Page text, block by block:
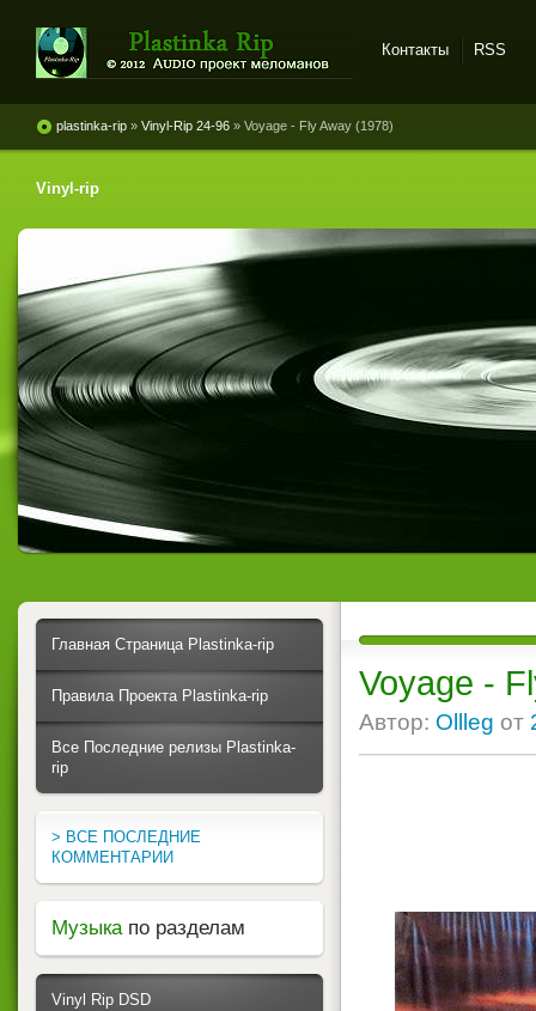
винила и магнитоальбомов
Контакты RSS
plastinka-rip » Vinyl-Rip 24-96 » Voyage - Fly Away (1978)
Vinyl-rip
Voyage -
Автор: Ollleg от
Главная Страница Plastinka-rip
Правила Проекта Plastinka-rip
Все Последние релизы Plastinka-
rip
> ВСЕ ПОСЛЕДНИЕ
КОММЕНТАРИИ
Музыка по разделам
Vinyl Rip DSD